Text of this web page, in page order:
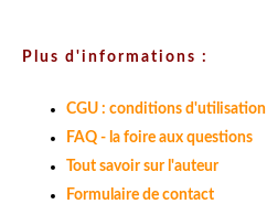
Plus d'informations :
CGU : conditions d'utilisation
FAQ - la foire aux questions
Tout savoir sur l'auteur
Formulaire de contact